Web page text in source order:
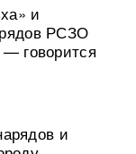
и
РСЗО
говорится
и